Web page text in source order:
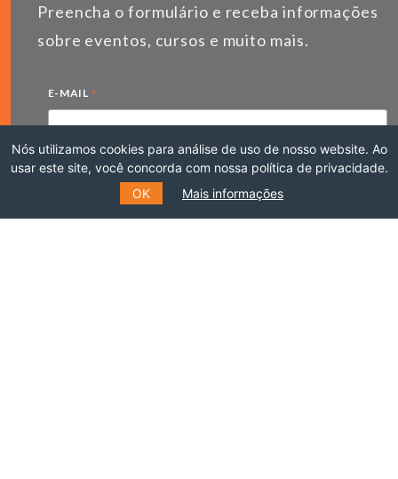
Preencha o formulário e receba informações
sobre eventos, cursos e muito mais.
E-MAIL *
NOME*
Nós utilizamos cookies para análise de uso de nosso website. Ao
usar este site, você concorda com nossa política de privacidade.
OK
Mais informações